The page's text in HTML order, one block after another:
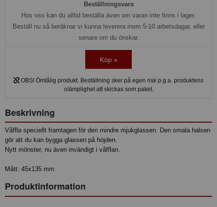
Beställningsvara
Hos oss kan du alltid beställa även om varan inte finns i lager.
Beställ nu så beräknar vi kunna leverera inom 5-10 arbetsdagar, eller
senare om du önskar.
Köp »
OBS! Ömtålig produkt. Beställning sker på egen risk p.g.a. produktens
olämplighet att skickas som paket.
Beskrivning
Våffla speciellt framtagen för den mindre mjukglassen. Den smala halsen
gör att du kan bygga glassen på höjden.
Nytt mönster, nu även invändigt i våfflan.
Mått: 45x135 mm
Produktinformation